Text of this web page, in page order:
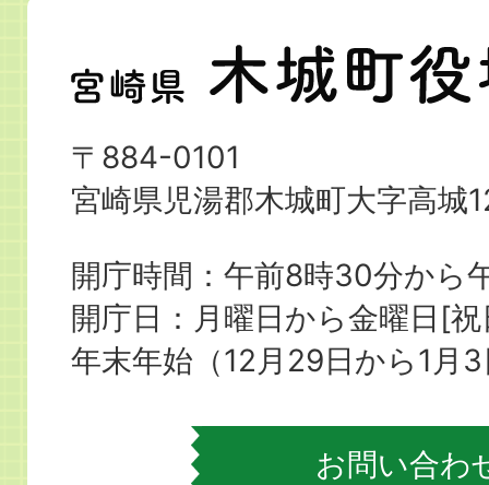
宮
崎
県
木
町
役
場
〒884-0101
宮崎県児湯郡木城町大字高城
開庁時間：午前8時30分から
開庁日：月曜日から金曜日[
年末年始（12月29日から1月
お問い合わ